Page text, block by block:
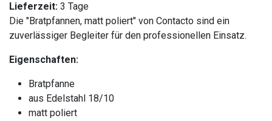
Lieferzeit: 3 Tage
Die "Bratpfannen, matt poliert" von Contacto sind ein
zuverlässiger Begleiter für den professionellen Einsatz.
Eigenschaften:
Bratpfanne
aus Edelstahl 18/10
matt poliert